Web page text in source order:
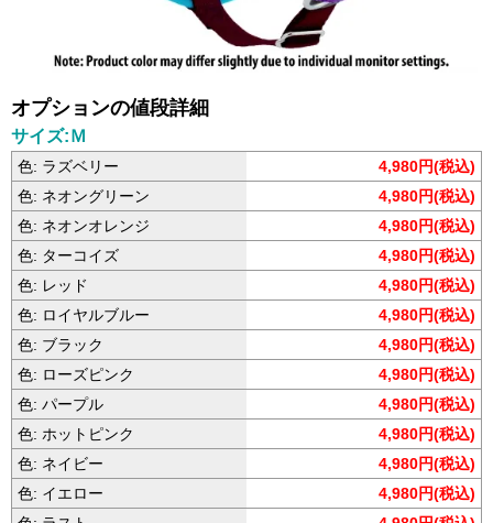
オプションの値段詳細
サイズ:Ｍ
色: ラズベリー
4,980円(税込)
色: ネオングリーン
4,980円(税込)
色: ネオンオレンジ
4,980円(税込)
色: ターコイズ
4,980円(税込)
色: レッド
4,980円(税込)
色: ロイヤルブルー
4,980円(税込)
色: ブラック
4,980円(税込)
色: ローズピンク
4,980円(税込)
色: パープル
4,980円(税込)
色: ホットピンク
4,980円(税込)
色: ネイビー
4,980円(税込)
色: イエロー
4,980円(税込)